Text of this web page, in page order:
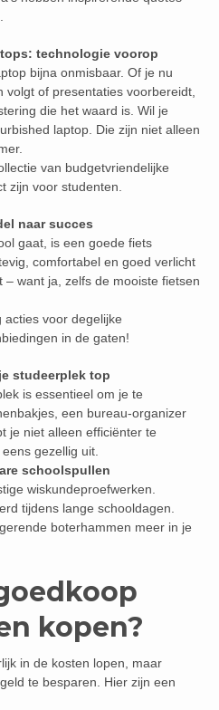
technologie voorop
bijna onmisbaar. Of je nu
volgt of presentaties voorbereidt,
die het waard is. Wil je
laptop. Die zijn niet alleen
van budgetvriendelijke
zijn voor studenten.
naar succes
gaat, is een goede fiets
comfortabel en goed verlicht
– want ja, zelfs de mooiste fietsen
voor degelijke
in de gaten!
studeerplek top
is essentieel om je te
een bureau-organizer
je niet alleen efficiënter te
gezellig uit.
schoolspullen
wiskundeproefwerken.
tijdens lange schooldagen.
boterhammen meer in je
kopen?
in de kosten lopen, maar
te besparen. Hier zijn een